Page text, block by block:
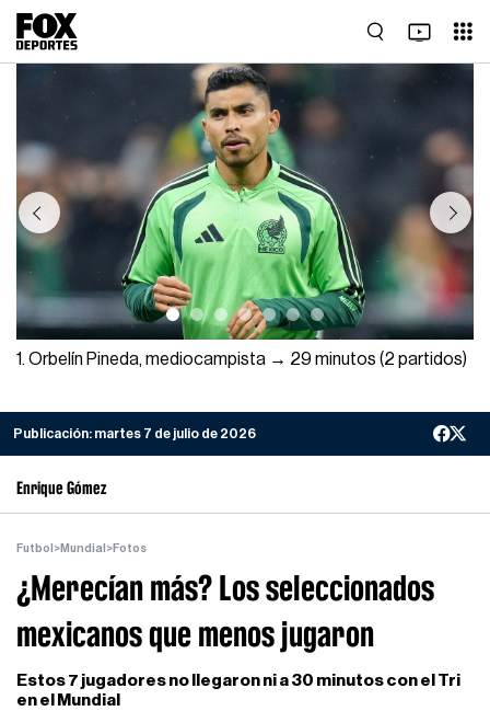
Previous Next
1. Orbelín Pineda, mediocampista → 29 minutos (2 partidos)
Publicación: martes 7 de julio de 2026
Enrique Gómez
Futbol >Mundial >Fotos
¿Merecían más? Los seleccionados
mexicanos que menos jugaron
Estos 7 jugadores no llegaron ni a 30 minutos con el Tri
en el Mundial